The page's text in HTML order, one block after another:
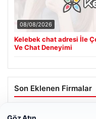
08/08/2026
Kelebek chat adresi İle
Ve Chat Deneyimi
Son Eklenen Firmalar